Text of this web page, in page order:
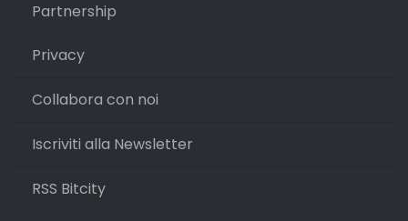
Partnership
Privacy
Collabora con noi
Iscriviti alla Newsletter
RSS Bitcity